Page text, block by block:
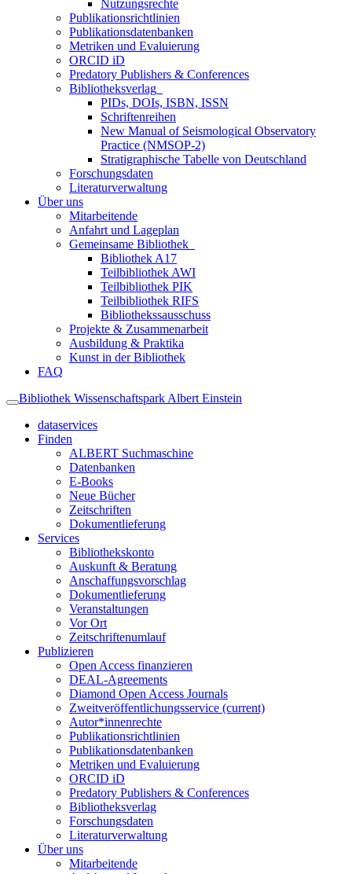
Nutzungsrechte
Publikationsrichtlinien
Publikationsdatenbanken
Metriken und Evaluierung
ORCID iD
Predatory Publishers & Conferences
Bibliotheksverlag
PIDs, DOIs, ISBN, ISSN
Schriftenreihen
New Manual of Seismological Observatory
Practice (NMSOP-2)
Stratigraphische Tabelle von Deutschland
Forschungsdaten
Literaturverwaltung
Über uns
Mitarbeitende
Anfahrt und Lageplan
Gemeinsame Bibliothek
Bibliothek A17
Teilbibliothek AWI
Teilbibliothek PIK
Teilbibliothek RIFS
Bibliothekssausschuss
Projekte & Zusammenarbeit
Ausbildung & Praktika
Kunst in der Bibliothek
FAQ
Bibliothek Wissenschaftspark Albert Einstein
dataservices
Finden
ALBERT Suchmaschine
Datenbanken
E-Books
Neue Bücher
Zeitschriften
Dokumentlieferung
Services
Bibliothekskonto
Auskunft & Beratung
Anschaffungsvorschlag
Dokumentlieferung
Veranstaltungen
Vor Ort
Zeitschriftenumlauf
Publizieren
Open Access finanzieren
DEAL-Agreements
Diamond Open Access Journals
Zweitveröffentlichungsservice (current)
Autor*innenrechte
Publikationsrichtlinien
Publikationsdatenbanken
Metriken und Evaluierung
ORCID iD
Predatory Publishers & Conferences
Bibliotheksverlag
Forschungsdaten
Literaturverwaltung
Über uns
Mitarbeitende